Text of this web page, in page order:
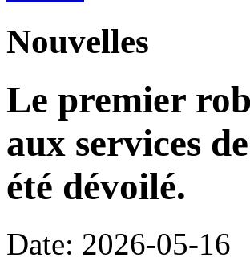
Nouvelles
Le premier
aux services
été dévoilé.
Date: 2026-05-16